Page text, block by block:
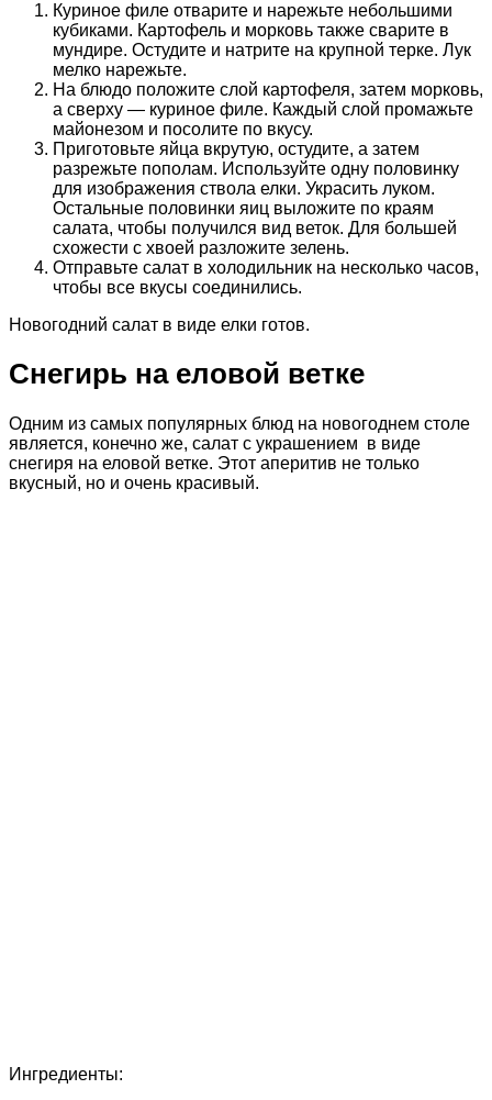
Куриное филе отварите и нарежьте небольшими
кубиками. Картофель и морковь также сварите в
мундире. Остудите и натрите на крупной терке. Лук
мелко нарежьте.
На блюдо положите слой картофеля, затем морковь,
а сверху — куриное филе. Каждый слой промажьте
майонезом и посолите по вкусу.
Приготовьте яйца вкрутую, остудите, а затем
разрежьте пополам. Используйте одну половинку
для изображения ствола елки. Украсить луком.
Остальные половинки яиц выложите по краям
салата, чтобы получился вид веток. Для большей
схожести с хвоей разложите зелень.
Отправьте салат в холодильник на несколько часов,
чтобы все вкусы соединились.
Новогодний салат в виде елки готов.
Снегирь на еловой ветке
Одним из самых популярных блюд на новогоднем столе
является, конечно же, салат с украшением в виде
снегиря на еловой ветке. Этот аперитив не только
вкусный, но и очень красивый.
Ингредиенты: